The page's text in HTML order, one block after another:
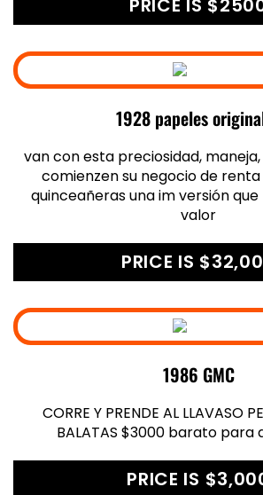
PRICE IS
1928 papeles
van con esta preciosidad,
comienzen su negocio de
quinceañeras una im versión
valor
PRICE IS
1986 GMC
CORRE Y PRENDE AL LLAVASO
BALATAS $3000 barato para
PRICE IS